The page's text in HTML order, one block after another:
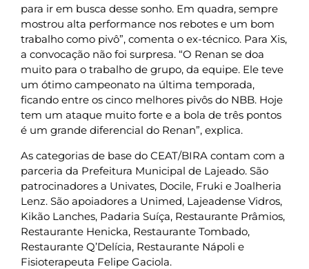
para ir em busca desse sonho. Em quadra, sempre
mostrou alta performance nos rebotes e um bom
trabalho como pivô”, comenta o ex-técnico. Para Xis,
a convocação não foi surpresa. “O Renan se doa
muito para o trabalho de grupo, da equipe. Ele teve
um ótimo campeonato na última temporada,
ficando entre os cinco melhores pivôs do NBB. Hoje
tem um ataque muito forte e a bola de três pontos
é um grande diferencial do Renan”, explica.
As categorias de base do CEAT/BIRA contam com a
parceria da Prefeitura Municipal de Lajeado. São
patrocinadores a Univates, Docile, Fruki e Joalheria
Lenz. São apoiadores a Unimed, Lajeadense Vidros,
Kikão Lanches, Padaria Suíça, Restaurante Prâmios,
Restaurante Henicka, Restaurante Tombado,
Restaurante Q’Delícia, Restaurante Nápoli e
Fisioterapeuta Felipe Gaciola.